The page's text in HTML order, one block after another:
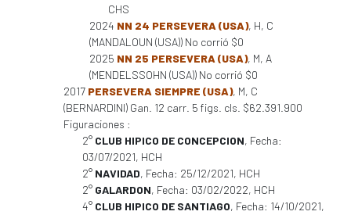
CHS
2024 NN 24 PERSEVERA (USA), H, C
(MANDALOUN (USA)) No corrió $0
2025 NN 25 PERSEVERA (USA), M, A
(MENDELSSOHN (USA)) No corrió $0
2017 PERSEVERA SIEMPRE (USA), M, C
(BERNARDINI) Gan. 12 carr. 5 figs. cls. $62.391.900
Figuraciones :
2° CLUB HIPICO DE CONCEPCION, Fecha:
03/07/2021, HCH
2° NAVIDAD, Fecha: 25/12/2021, HCH
2° GALARDON, Fecha: 03/02/2022, HCH
4° CLUB HIPICO DE SANTIAGO, Fecha: 14/10/2021,